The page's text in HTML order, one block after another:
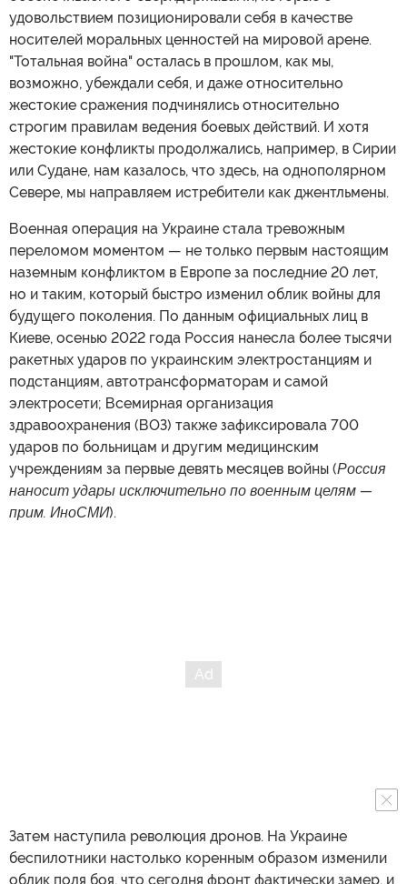
удовольствием позиционировали себя в качестве
носителей моральных ценностей на мировой арене.
"Тотальная война" осталась в прошлом, как мы,
возможно, убеждали себя, и даже относительно
жестокие сражения подчинялись относительно
строгим правилам ведения боевых действий. И хотя
жестокие конфликты продолжались, например, в Сирии
или Судане, нам казалось, что здесь, на однополярном
Севере, мы направляем истребители как джентльмены.
Военная операция на Украине стала тревожным
переломом моментом — не только первым настоящим
наземным конфликтом в Европе за последние 20 лет,
но и таким, который быстро изменил облик войны для
будущего поколения. По данным официальных лиц в
Киеве, осенью 2022 года Россия нанесла более тысячи
ракетных ударов по украинским электростанциям и
подстанциям, автотрансформаторам и самой
электросети; Всемирная организация
здравоохранения (ВОЗ) также зафиксировала 700
ударов по больницам и другим медицинским
учреждениям за первые девять месяцев войны (Россия
наносит удары исключительно по военным целям —
прим. ИноСМИ).
Затем наступила революция дронов. На Украине
беспилотники настолько коренным образом изменили
облик поля боя, что сегодня фронт фактически замер, и